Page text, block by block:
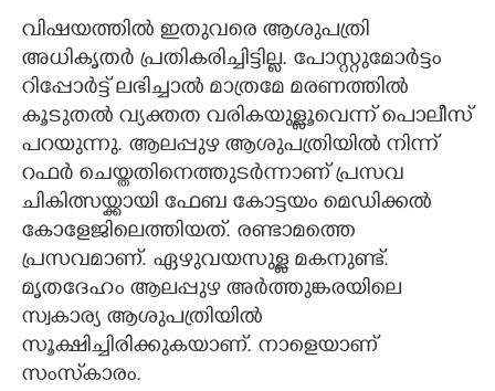
വിഷയത്തിൽ ഇതുവരെ ആശുപത്രി
അധികൃതർ പ്രതികരിച്ചിട്ടില്ല. പോസ്റ്റുമോർട്ടം
റിപ്പോർട്ട് ലഭിച്ചാൽ മാത്രമേ മരണത്തിൽ
കൂടുതൽ വ്യക്തത വരികയുള്ളൂവെന്ന് പൊലീസ്
പറയുന്നു. ആലപ്പുഴ ആശുപത്രിയിൽ നിന്ന്
റഫർ ചെയ്തതിനെത്തുടർന്നാണ് പ്രസവ
ചികിത്സയ്ക്കായി ഫേബ കോട്ടയം മെഡിക്കൽ
കോളേജിലെത്തിയത്. രണ്ടാമത്തെ
പ്രസവമാണ്. ഏഴുവയസുള്ള മകനുണ്ട്.
മൃതദേഹം ആലപ്പുഴ അർത്തുങ്കരയിലെ
സ്വകാര്യ ആശുപത്രിയിൽ
സൂക്ഷിച്ചിരിക്കുകയാണ്. നാളെയാണ്
സംസ്‌‌കാരം.